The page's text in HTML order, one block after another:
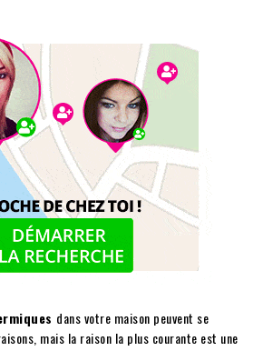
dans votre maison peuvent se
mais la raison la plus courante est une